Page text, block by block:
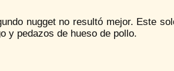
nugget no resultó mejor. Este
y pedazos de hueso de pollo.